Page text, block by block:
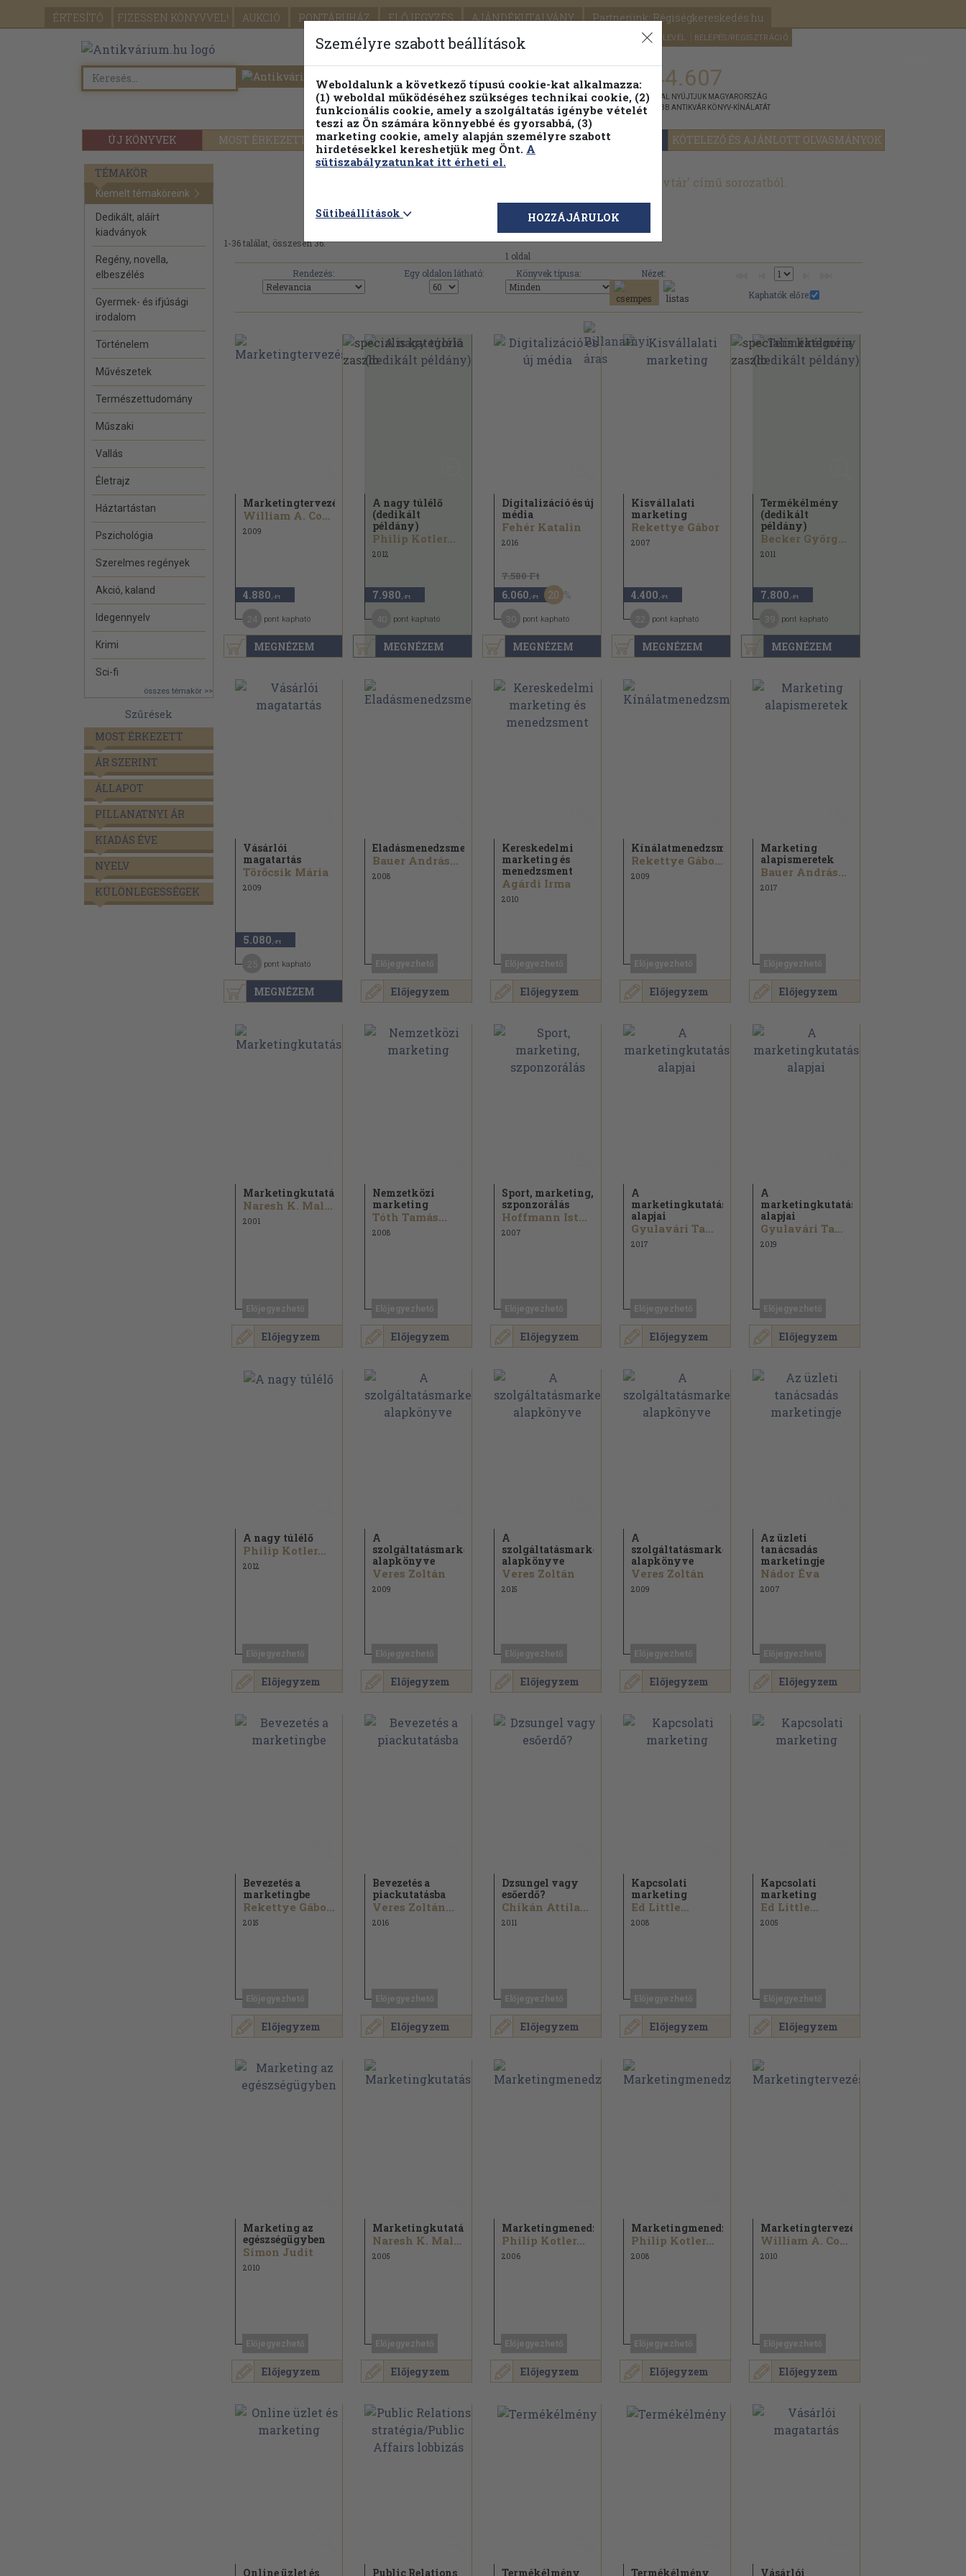
ÉRTESÍTŐ FIZESSEN KÖNYVVEL! AUKCIÓ PONTÁRUHÁZ ELŐJEGYZÉS AJÁNDÉKUTALVÁNY Partnerünk: Régiségkereskedés.hu
SEGÍTSÉG HÍRLEVÉL BELÉPÉS/REGISZTRÁCIÓ
ÚJ KÖNYVEK MOST ÉRKEZETT PILLANATNYI ÁRAINK FENNTARTHATÓ OLVASMÁNYOK KÖTELEZŐ ÉS AJÁNLOTT OLVASMÁNYOK
Részletes kereső Témaköri fa 1.144.607
KIADVÁNNYAL NYÚJTJUK MAGYARORSZÁG
LEGNAGYOBB ANTIKVÁR KÖNYV-KÍNÁLATÁT
TÉMAKÖR
Kiemelt témaköreink
Dedikált, aláírt
kiadványok
Regény, novella,
elbeszélés
Gyermek- és ifjúsági
irodalom
Történelem
Művészetek
Természettudomány
Műszaki
Vallás
Életrajz
Háztartástan
Pszichológia
Szerelmes regények
Akció, kaland
Idegennyelv
Krimi
Sci-fi
összes témakör >>
Szűrések
MOST ÉRKEZETT
ÁR SZERINT
ÁLLAPOT
PILLANATNYI ÁR
KIADÁS ÉVE
NYELV
KÜLÖNLEGESSÉGEK
36 mű érhető el az Antikváriumban a(z) 'Marketing szakkönyvtár' című sorozatból.
1-36 találat, összesen 36.
1 oldal
Rendezés:
Egy oldalon látható: Könyvek típusa:
Nézet:
Kaphatók előre:
MEGNÉZEM
Marketingtervezés
William A. Cohen
2009
4.880 ,-Ft
pont kapható
MEGNÉZEM
A nagy túlélő
(dedikált
példány)
Philip Kotler...
2012
7.980 ,-Ft
pont kapható
MEGNÉZEM
Digitalizáció és új
média
Fehér Katalin
2016
7.580 Ft
6.060 ,-Ft 20
pont kapható
MEGNÉZEM
Kisvállalati
marketing
Rekettye Gábor
2007
4.400 ,-Ft
pont kapható
MEGNÉZEM
Termékélmény
(dedikált
példány)
Becker György...
2011
7.800 ,-Ft
pont kapható
MEGNÉZEM
Vásárlói
magatartás
Törőcsik Mária
2009
5.080 ,-Ft
pont kapható
Előjegyzem
Eladásmenedzsment
Bauer András...
2008
Előjegyzem
Kereskedelmi
marketing és
menedzsment
Agárdi Irma
2010
Előjegyzem
Kínálatmenedzsment
Rekettye Gábor...
2009
Előjegyzem
Marketing
alapismeretek
Bauer András...
2017
Előjegyzem
Marketingkutatás
Naresh K. Malhotra
2001
Előjegyzem
Nemzetközi
marketing
Tóth Tamás...
2008
Előjegyzem
Sport, marketing,
szponzorálás
Hoffmann Istvánné
2007
Előjegyzem
A
marketingkutatás
alapjai
Gyulavári Tamás...
2017
Előjegyzem
A
marketingkutatás
alapjai
Gyulavári Tamás...
2019
Előjegyzem
A nagy túlélő
Philip Kotler...
2012
Előjegyzem
A
szolgáltatásmarketing
alapkönyve
Veres Zoltán
2009
Előjegyzem
A
szolgáltatásmarketing
alapkönyve
Veres Zoltán
2015
Előjegyzem
A
szolgáltatásmarketing
alapkönyve
Veres Zoltán
2009
Előjegyzem
Az üzleti
tanácsadás
marketingje
Nádor Éva
2007
Előjegyzem
Bevezetés a
marketingbe
Rekettye Gábor...
2015
Előjegyzem
Bevezetés a
piackutatásba
Veres Zoltán...
2016
Előjegyzem
Dzsungel vagy
esőerdő?
Chikán Attila...
2011
Előjegyzem
Kapcsolati
marketing
Ed Little...
2008
Előjegyzem
Kapcsolati
marketing
Ed Little...
2005
Előjegyzem
Marketing az
egészségügyben
Simon Judit
2010
Előjegyzem
Marketingkutatás
Naresh K. Malhotra
2005
Előjegyzem
Marketingmenedzsment
Philip Kotler...
2006
Előjegyzem
Marketingmenedzsment
Philip Kotler...
2008
Előjegyzem
Marketingtervezés
William A. Cohen
2010
Online üzlet és Public Relations Termékélmény Termékélmény Vásárlói
Személyre szabott beállítások
Weboldalunk a következő típusú cookie-kat alkalmazza:
(1) weboldal működéséhez szükséges technikai cookie, (2)
funkcionális cookie, amely a szolgáltatás igénybe vételét
teszi az Ön számára könnyebbé és gyorsabbá, (3)
marketing cookie, amely alapján személyre szabott
hirdetésekkel kereshetjük meg Önt. A
sütiszabályzatunkat itt érheti el.
Sütibeállítások HOZZÁJÁRULOK